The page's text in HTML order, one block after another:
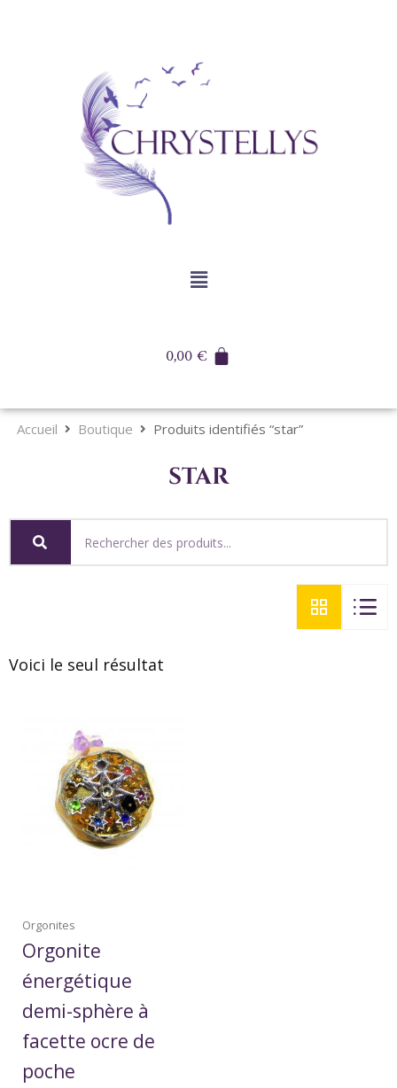
0,00€
Accueil Boutique Produits identifiés “star”
star
Voici le seul résultat
Orgonites
Orgonite
énergétique
demi-sphère à
facette ocre de
poche